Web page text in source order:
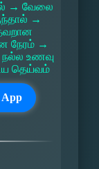
→ வேலை
→
தவறான
நேரம் →
நல்ல உணவு
தெய்வம்
App